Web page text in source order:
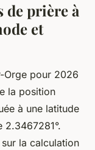
de prière à
et
Orge pour 2026
la position
à une latitude
la calculation